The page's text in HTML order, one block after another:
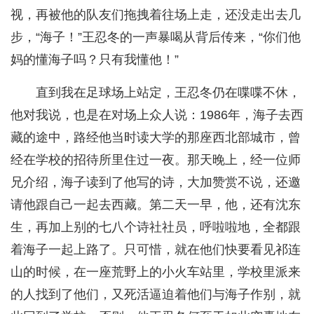
视，再被他的队友们拖拽着往场上走，还没走出去几
步，“海子！”王忍冬的一声暴喝从背后传来，“你们他
妈的懂海子吗？只有我懂他！”
直到我在足球场上站定，王忍冬仍在喋喋不休，
他对我说，也是在对场上众人说：1986年，海子去西
藏的途中，路经他当时读大学的那座西北部城市，曾
经在学校的招待所里住过一夜。那天晚上，经一位师
兄介绍，海子读到了他写的诗，大加赞赏不说，还邀
请他跟自己一起去西藏。第二天一早，他，还有沈东
生，再加上别的七八个诗社社员，呼啦啦地，全都跟
着海子一起上路了。只可惜，就在他们快要看见祁连
山的时候，在一座荒野上的小火车站里，学校里派来
的人找到了他们，又死活逼迫着他们与海子作别，就